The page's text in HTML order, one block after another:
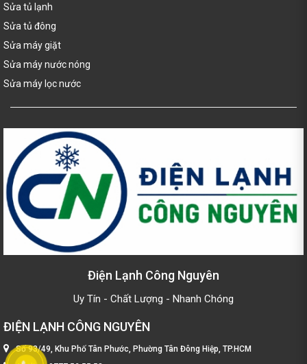
Sửa tủ lạnh
Sửa tủ đông
Sửa máy giặt
Sửa máy nước nóng
Sửa máy lọc nước
Điện Lạnh Công Nguyên
Uy Tín - Chất Lượng - Nhanh Chóng
ĐIỆN LẠNH CÔNG NGUYÊN
Số 93/49, Khu Phố Tân Phước, Phường Tân Đông Hiệp, TP.HCM